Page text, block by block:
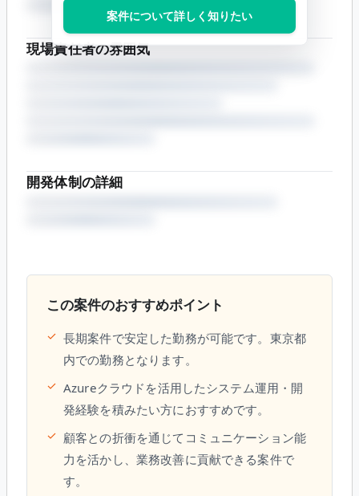
現場責任者の雰囲気
開発体制の詳細
案件について詳しく知りたい
この案件のおすすめポイント
✓ 長期案件で安定した勤務が可能です。東京都
内での勤務となります。
✓ Azureクラウドを活用したシステム運用・開
発経験を積みたい方におすすめです。
✓ 顧客との折衝を通じてコミュニケーション能
力を活かし、業務改善に貢献できる案件で
す。